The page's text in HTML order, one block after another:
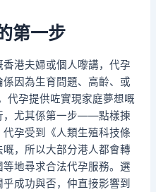
第一步
港夫婦或個人嚟講，代孕
因為生育問題、高齡、或
代孕提供咗實現家庭夢想嘅
，尤其係第一步——點樣揀
孕受到《人類生殖科技條
，所以大部分港人都會轉
地尋求合法代孕服務。選
成功與否，仲直接影響到